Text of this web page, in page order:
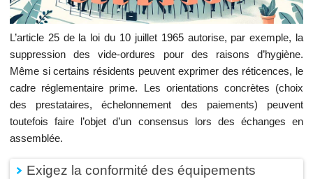
L’article 25 de la loi du 10 juillet 1965 autorise, par exemple, la
suppression des vide-ordures pour des raisons d’hygiène.
Même si certains résidents peuvent exprimer des réticences, le
cadre réglementaire prime. Les orientations concrètes (choix
des prestataires, échelonnement des paiements) peuvent
toutefois faire l’objet d’un consensus lors des échanges en
assemblée.
Exigez la conformité des équipements